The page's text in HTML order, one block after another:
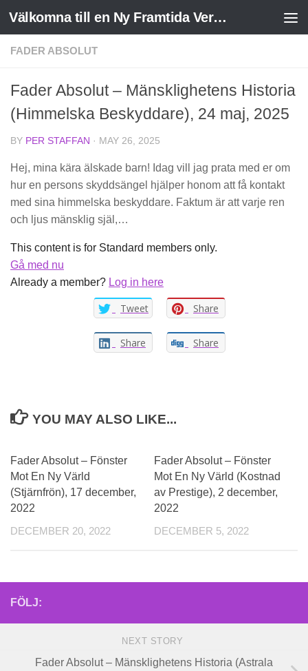
Skip to content Välkomna till en Ny Framtida Verklighet
FADER ABSOLUT
Fader Absolut – Mänsklighetens Historia
(Himmelska Beskyddare), 24 maj, 2025
BY PER STAFFAN · MAY 26, 2025
Hej, mina kära älskade barn! Idag vill jag prata med er om
hur en persons skyddsängel hjälper honom att få kontakt
med sina himmelska beskyddare. Faktum är att varje ren
och ljus mänsklig själ,…
This content is for Standard members only.
Gå med nu
Already a member? Log in here
Tweet Share
Share Share
YOU MAY ALSO LIKE...
Fader Absolut – Fönster
Mot En Ny Värld
(Stjärnfrön), 17 december,
2022
DECEMBER 20, 2022
Fader Absolut – Fönster
Mot En Ny Värld (Kostnad
av Prestige), 2 december,
2022
DECEMBER 5, 2022
FÖLJ:
NEXT STORY
Fader Absolut – Mänsklighetens Historia (Astrala